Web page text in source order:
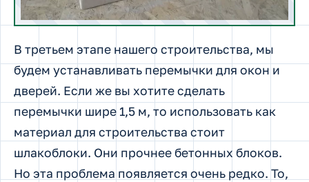
В третьем этапе нашего строительства, мы
будем устанавливать перемычки для окон и
дверей. Если же вы хотите сделать
перемычки шире 1,5 м, то использовать как
материал для строительства стоит
шлакоблоки. Они прочнее бетонных блоков.
Но эта проблема появляется очень редко. То,